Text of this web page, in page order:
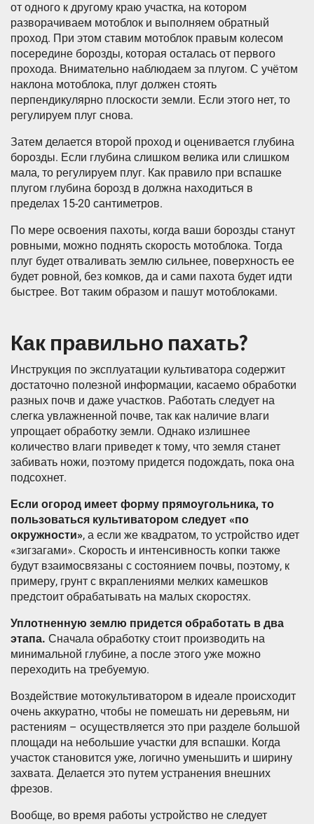
от одного к другому краю участка, на котором
разворачиваем мотоблок и выполняем обратный
проход. При этом ставим мотоблок правым колесом
посередине борозды, которая осталась от первого
прохода. Внимательно наблюдаем за плугом. С учётом
наклона мотоблока, плуг должен стоять
перпендикулярно плоскости земли. Если этого нет, то
регулируем плуг снова.
Затем делается второй проход и оценивается глубина
борозды. Если глубина слишком велика или слишком
мала, то регулируем плуг. Как правило при вспашке
плугом глубина борозд в должна находиться в
пределах 15-20 сантиметров.
По мере освоения пахоты, когда ваши борозды станут
ровными, можно поднять скорость мотоблока. Тогда
плуг будет отваливать землю сильнее, поверхность ее
будет ровной, без комков, да и сами пахота будет идти
быстрее. Вот таким образом и пашут мотоблоками.
Как правильно пахать?
Инструкция по эксплуатации культиватора содержит
достаточно полезной информации, касаемо обработки
разных почв и даже участков. Работать следует на
слегка увлажненной почве, так как наличие влаги
упрощает обработку земли. Однако излишнее
количество влаги приведет к тому, что земля станет
забивать ножи, поэтому придется подождать, пока она
подсохнет.
Если огород имеет форму прямоугольника, то
пользоваться культиватором следует «по
окружности», а если же квадратом, то устройство идет
«зигзагами». Скорость и интенсивность копки также
будут взаимосвязаны с состоянием почвы, поэтому, к
примеру, грунт с вкраплениями мелких камешков
предстоит обрабатывать на малых скоростях.
Уплотненную землю придется обработать в два
этапа. Сначала обработку стоит производить на
минимальной глубине, а после этого уже можно
переходить на требуемую.
Воздействие мотокультиватором в идеале происходит
очень аккуратно, чтобы не помешать ни деревьям, ни
растениям – осуществляется это при разделе большой
площади на небольшие участки для вспашки. Когда
участок становится уже, логично уменьшить и ширину
захвата. Делается это путем устранения внешних
фрезов.
Вообще, во время работы устройство не следует